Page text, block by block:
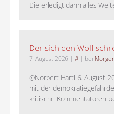
Die erledigt dann alles
Der sich den Wolf
7. August 2026 | # | bei
@Norbert Hartl 6. August
mit der
kritische Kommentatoren